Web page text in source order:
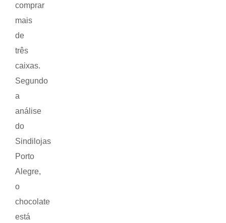
comprar
mais
de
três
caixas.
Segundo
a
análise
do
Sindilojas
Porto
Alegre,
o
chocolate
está